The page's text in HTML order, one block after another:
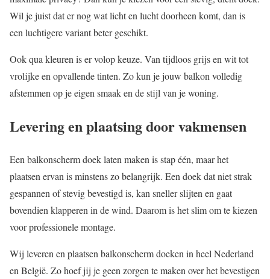
Wil je juist dat er nog wat licht en lucht doorheen komt, dan is
een luchtigere variant beter geschikt.
Ook qua kleuren is er volop keuze. Van tijdloos grijs en wit tot
vrolijke en opvallende tinten. Zo kun je jouw balkon volledig
afstemmen op je eigen smaak en de stijl van je woning.
Levering en plaatsing door vakmensen
Een balkonscherm doek laten maken is stap één, maar het
plaatsen ervan is minstens zo belangrijk. Een doek dat niet strak
gespannen of stevig bevestigd is, kan sneller slijten en gaat
bovendien klapperen in de wind. Daarom is het slim om te kiezen
voor professionele montage.
Wij leveren en plaatsen balkonscherm doeken in heel Nederland
en België. Zo hoef jij je geen zorgen te maken over het bevestigen